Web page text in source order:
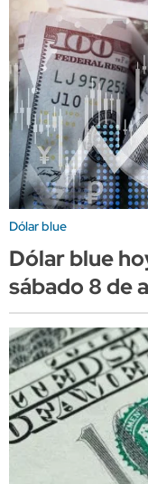
Dólar blue
Dólar blue
sábado 8 de